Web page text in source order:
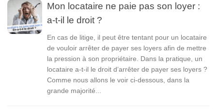
Mon locataire ne paie pas son loyer :
a-t-il le droit ?
En cas de litige, il peut être tentant pour un locataire
de vouloir arrêter de payer ses loyers afin de mettre
la pression à son propriétaire. Dans la pratique, un
locataire a-t-il le droit d’arrêter de payer ses loyers ?
Comme nous allons le voir ci-dessous, dans la
grande majorité...